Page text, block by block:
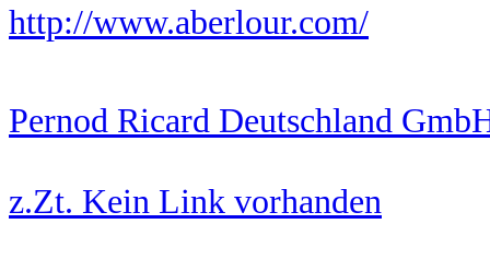
http://www.aberlour.com/
Pernod Ricard Deutschland
z.Zt. Kein Link vorhanden